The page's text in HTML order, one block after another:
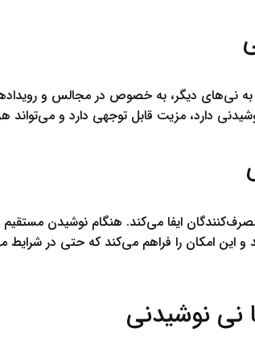
به نی‌های دیگر، به خصوص در مجالس و
دارد، مزیت قابل توجهی دارد و
ایفا می‌کند. هنگام نوشیدن مستقیم
این امکان را فراهم می‌کند که حتی در
نی نوشیدنی